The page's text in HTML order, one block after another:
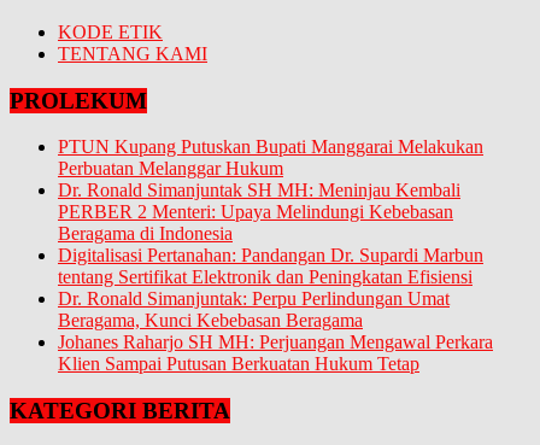
KODE ETIK
TENTANG KAMI
PROLEKUM
PTUN Kupang Putuskan Bupati Manggarai Melakukan
Perbuatan Melanggar Hukum
Dr. Ronald Simanjuntak SH MH: Meninjau Kembali
PERBER 2 Menteri: Upaya Melindungi Kebebasan
Beragama di Indonesia
Digitalisasi Pertanahan: Pandangan Dr. Supardi Marbun
tentang Sertifikat Elektronik dan Peningkatan Efisiensi
Dr. Ronald Simanjuntak: Perpu Perlindungan Umat
Beragama, Kunci Kebebasan Beragama
Johanes Raharjo SH MH: Perjuangan Mengawal Perkara
Klien Sampai Putusan Berkuatan Hukum Tetap
KATEGORI BERITA